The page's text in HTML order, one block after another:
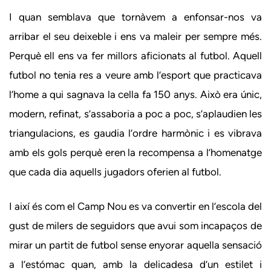
I quan semblava que tornàvem a enfonsar-nos va
arribar el seu deixeble i ens va maleir per sempre més.
Perquè ell ens va fer millors aficionats al futbol. Aquell
futbol no tenia res a veure amb l’esport que practicava
l’home a qui sagnava la cella fa 150 anys. Això era únic,
modern, refinat, s’assaboria a poc a poc, s’aplaudien les
triangulacions, es gaudia l’ordre harmònic i es vibrava
amb els gols perquè eren la recompensa a l’homenatge
que cada dia aquells jugadors oferien al futbol.
I així és com el Camp Nou es va convertir en l’escola del
gust de milers de seguidors que avui som incapaços de
mirar un partit de futbol sense enyorar aquella sensació
a l’estómac quan, amb la delicadesa d’un estilet i